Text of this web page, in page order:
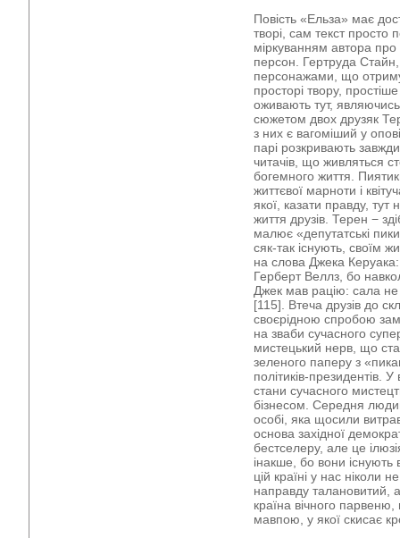
Повість «Ельза» має
творі, сам текст просто
міркуванням автора про
персон. Гертруда
персонажами, що
просторі твору,
оживають тут,
сюжетом двох друзяк
з них є вагоміший у
парі розкривають
читачів, що живляться
богемного життя.
життєвої марноти і
якої, казати правду,
життя друзів. Терен −
малює «депутатські
сяк-так існують, своїм
на слова Джека
Герберт Веллз, бо
Джек мав рацію: сала не
[115]. Втеча друзів до
своєрідною спробою
на зваби сучасного
мистецький нерв, що
зеленого паперу з
політиків-президентів.
стани сучасного
бізнесом. Середня
особі, яка щосили
основа західної
бестселеру, але це
інакше, бо вони існують
цій країні у нас ніколи
направду талановитий,
країна вічного
мавпою, у якої скисає